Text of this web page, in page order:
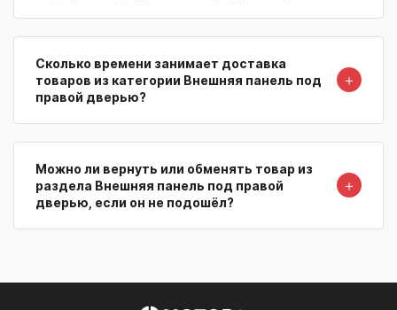
Сколько времени занимает доставка
товаров из категории Внешняя панель под
правой дверью?
＋
Можно ли вернуть или обменять товар из
раздела Внешняя панель под правой
дверью, если он не подошёл?
＋